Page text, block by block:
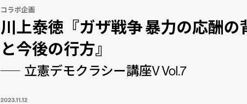
コラボ企画
川上泰徳『ガザ戦争 暴力の応酬の
と今後の行方』
立憲デモクラシー講座V Vol.7
2023.11.12